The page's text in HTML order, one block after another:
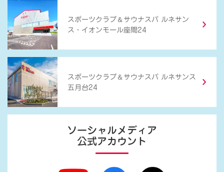
スポーツクラブ ＆ サウナスパ ルネサン
ス・イオンモール座間24
スポーツクラブ ＆ サウナスパ ルネサンス
五月台24
ソーシャルメディア
公式アカウント